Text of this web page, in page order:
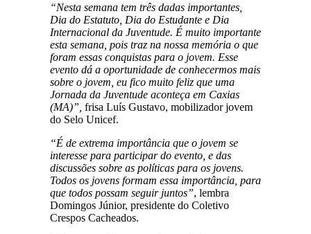
“Nesta semana tem três dadas importantes,
Dia do Estatuto, Dia do Estudante e Dia
Internacional da Juventude. É muito importante
esta semana, pois traz na nossa memória o que
foram essas conquistas para o jovem. Esse
evento dá a oportunidade de conhecermos mais
sobre o jovem, eu fico muito feliz que uma
Jornada da Juventude aconteça em Caxias
(MA)”, frisa Luís Gustavo, mobilizador jovem
do Selo Unicef.
“É de extrema importância que o jovem se
interesse para participar do evento, e das
discussões sobre as políticas para os jovens.
Todos os jovens formam essa importância, para
que todos possam seguir juntos”, lembra
Domingos Júnior, presidente do Coletivo
Crespos Cacheados.